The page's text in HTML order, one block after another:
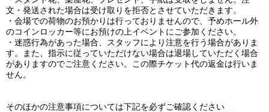
文・発送された場合は受け取りを拒否とさせていただきます。
・会場での荷物のお預かりは行っておりませんので、予めホール外
のコインロッカー等にお預けの上イベントにご参加ください。
・迷惑行為があった場合、スタッフにより注意を行う場合がありま
す。また、指示に従っていただけない場合は退場していただく場合
がありますのでご注意ください。この際チケット代の返金は行いま
せん。
そのほかの注意事項については下記を必ずご確認ください